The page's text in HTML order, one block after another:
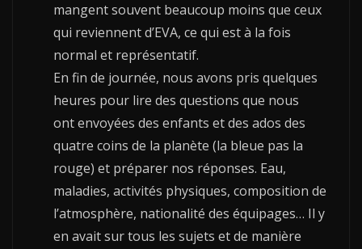
mangent souvent beaucoup moins que ceux
qui reviennent d’EVA, ce qui est à la fois
normal et représentatif.
En fin de journée, nous avons pris quelques
heures pour lire des questions que nous
ont envoyées des enfants et des ados des
quatre coins de la planète (la bleue pas la
rouge) et préparer nos réponses. Eau,
maladies, activités physiques, composition de
l’atmosphère, nationalité des équipages… Il y
en avait sur tous les sujets et de manière